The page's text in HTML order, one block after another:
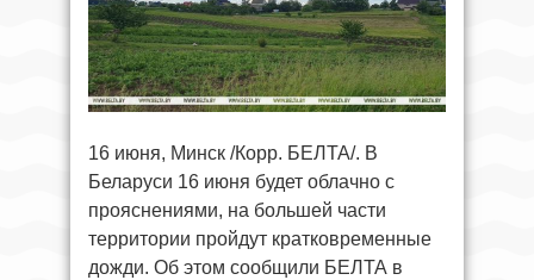
16 июня, Минск /Корр. БЕЛТА/. В
Беларуси 16 июня будет облачно с
прояснениями, на большей части
территории пройдут кратковременные
дожди. Об этом сообщили БЕЛТА в